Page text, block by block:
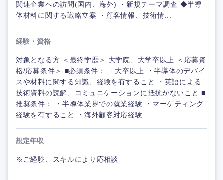
関連企業への訪問(国内、海外) ・新規テーマ調査 ◆半導
体材料に関する戦略立案 ・顧客情報、技術情...
経験・資格
対象となる方 ＜最終学歴＞ 大学院、大学卒以上 ＜応募資
格/応募条件＞ ■必須条件： ・大卒以上 ・半導体のデバイ
スや材料に関する知識、経験を有すること ・英語による
技術資料の読解、コミュニケーションに抵抗がないこと ■
推奨条件： ・半導体業界での就業経験 ・マーケティング
経験を有すること ・海外顧客対応経験...
想定年収
※ご経験、スキルにより応相談